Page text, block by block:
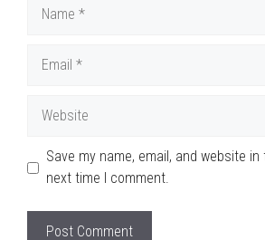
Save my name, email, and website
next time I comment.